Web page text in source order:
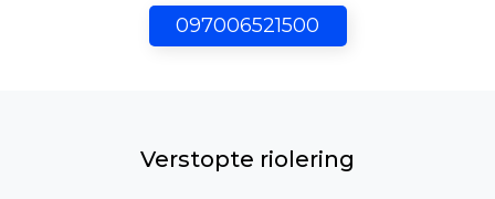
097006521500
Verstopte riolering